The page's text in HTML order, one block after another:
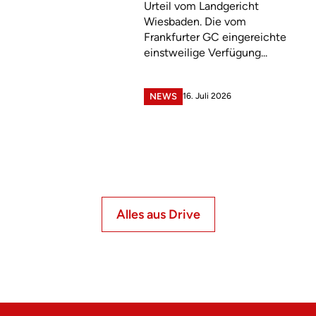
Urteil vom Landgericht
Wiesbaden. Die vom
Frankfurter GC eingereichte
einstweilige Verfügung...
NEWS 16. Juli 2026
Alles aus Drive